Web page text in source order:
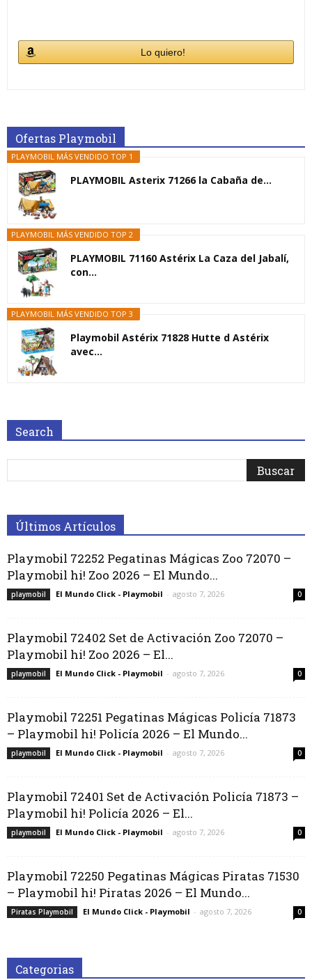
Lo quiero!
Ofertas Playmobil
PLAYMOBIL MÁS VENDIDO TOP 1
PLAYMOBIL Asterix 71266 la Cabaña de...
PLAYMOBIL MÁS VENDIDO TOP 2
PLAYMOBIL 71160 Astérix La Caza del Jabalí,
con...
PLAYMOBIL MÁS VENDIDO TOP 3
Playmobil Astérix 71828 Hutte d Astérix
avec...
Search
Últimos Artículos
Playmobil 72252 Pegatinas Mágicas Zoo 72070 –
Playmobil hi! Zoo 2026 – El Mundo...
playmobil El Mundo Click - Playmobil - agosto 7, 2026 0
Playmobil 72402 Set de Activación Zoo 72070 –
Playmobil hi! Zoo 2026 – El...
playmobil El Mundo Click - Playmobil - agosto 7, 2026 0
Playmobil 72251 Pegatinas Mágicas Policía 71873
– Playmobil hi! Policía 2026 – El Mundo...
playmobil El Mundo Click - Playmobil - agosto 7, 2026 0
Playmobil 72401 Set de Activación Policía 71873 –
Playmobil hi! Policía 2026 – El...
playmobil El Mundo Click - Playmobil - agosto 7, 2026 0
Playmobil 72250 Pegatinas Mágicas Piratas 71530
– Playmobil hi! Piratas 2026 – El Mundo...
Piratas Playmobil El Mundo Click - Playmobil - agosto 7, 2026 0
Categorias